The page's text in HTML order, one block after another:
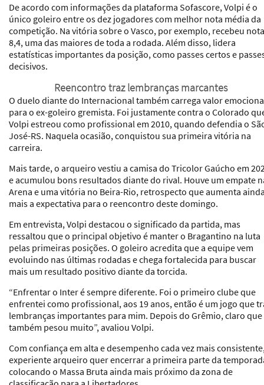
De acordo com informações da plataforma Sofascore, Volpi é o
único goleiro entre os dez jogadores com melhor nota média da
competição. Na vitória sobre o Vasco, por exemplo, recebeu nota
8,4, uma das maiores de toda a rodada. Além disso, lidera
estatísticas importantes da posição, como passes certos e
decisivos.
Reencontro traz lembranças marcantes
O duelo diante do Internacional também carrega valor
para o ex-goleiro gremista. Foi justamente contra o Colorado
Volpi estreou como profissional em 2010, quando defendia o
José-RS. Naquela ocasião, conquistou sua primeira vitória na
carreira.
Mais tarde, o arqueiro vestiu a camisa do Tricolor Gaúcho em
e acumulou bons resultados diante do rival. Houve um empate
Arena e uma vitória no Beira-Rio, retrospecto que aumenta
mais a expectativa para o reencontro deste domingo.
Em entrevista, Volpi destacou o significado da partida, mas
ressaltou que o principal objetivo é manter o Bragantino na luta
pelas primeiras posições. O goleiro acredita que a equipe vem
evoluindo nas últimas rodadas e chega fortalecida para buscar
mais um resultado positivo diante da torcida.
“Enfrentar o Inter é sempre diferente. Foi o primeiro clube que
enfrentei como profissional, aos 19 anos, então é um jogo que
lembranças importantes para mim. Depois do Grêmio, claro que
também pesou muito”, avaliou Volpi.
Com confiança em alta e desempenho cada vez mais
experiente arqueiro quer encerrar a primeira parte da
colocando o Massa Bruta ainda mais próximo da zona de